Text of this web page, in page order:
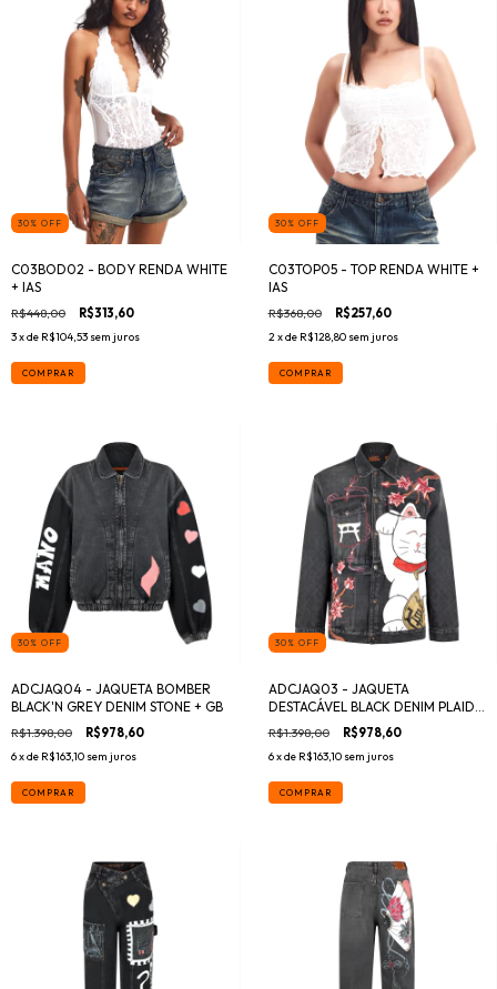
30 % OFF
C03BOD02 - BODY RENDA WHITE
+ IAS
R$448,00 R$313,60
3x de R$104,53 sem juros
COMPRAR
30 % OFF
C03TOP05 - TOP RENDA WHITE +
IAS
R$368,00 R$257,60
2x de R$128,80 sem juros
COMPRAR
30 % OFF
ADCJAQ04 - JAQUETA BOMBER
BLACK'N GREY DENIM STONE + GB
R$1.398,00 R$978,60
6x de R$163,10 sem juros
COMPRAR
30 % OFF
ADCJAQ03 - JAQUETA
DESTACÁVEL BLACK DENIM PLAID +
R$1.398,00 R$978,60
6x de R$163,10 sem juros
COMPRAR